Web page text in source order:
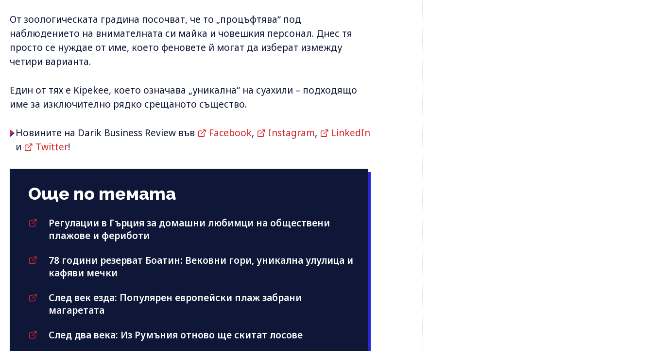
От зоологическата градина посочват, че то „процъфтява“ под
наблюдението на внимателната си майка и човешкия персонал. Днес тя
просто се нуждае от име, което феновете й могат да изберат измежду
четири варианта.
Един от тях е Kipekee, което означава „уникална“ на суахили – подходящо
име за изключително рядко срещаното същество.
Новините на Darik Business Review във Facebook, Instagram,
LinkedIn
и
Twitter!
Още по темата
Регулации в Гърция за домашни любимци на обществени
плажове и фериботи
78 години резерват Боатин: Вековни гори, уникална улулица и
кафяви мечки
След век езда: Популярен европейски плаж забрани
магаретата
След два века: Из Румъния отново ще скитат лосове